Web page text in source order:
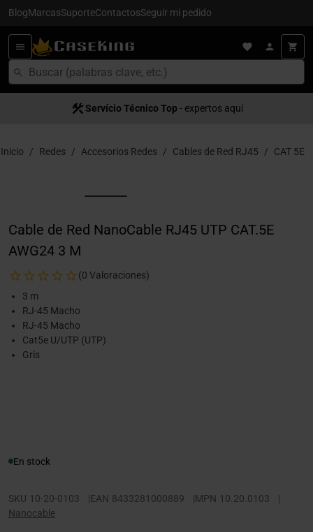
BlogMarcasSuporteContactosSeguir mi pedido
Servício Técnico Top - expertos aquí
Inicio Redes Accesorios Redes Cables de Red RJ45 CAT 5E
Cable de Red NanoCable RJ45 UTP CAT.5E
AWG24 3 M
(0 Valoraciones)
3 m
RJ-45 Macho
RJ-45 Macho
Cat5e U/UTP (UTP)
Gris
En stock
SKU 10-20-0103 |EAN 8433281000889 |MPN 10.20.0103
|
Nanocable